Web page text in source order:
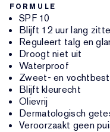
FORMULE
SPF 10
Blijft 12 uur lang
Reguleert talg en
Droogt niet uit
Waterproof
Zweet- en
Blijft kleurecht
Olievrij
Dermatologisch
Veroorzaakt geen